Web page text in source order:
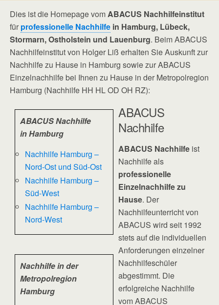
Dies ist die Homepage vomABACUS Nachhilfeinstitut
für professionelle Nachhilfe in Hamburg, Lübeck,
Stormarn, Ostholstein und Lauenburg. Beim ABACUS
Nachhilfeinstitut von Holger Liß erhalten Sie Auskunft zur
Nachhilfe zu Hause in Hamburg sowie zur ABACUS
Einzelnachhilfe bei Ihnen zu Hause in der Metropolregion
Hamburg (Nachhilfe HH HL OD OH RZ):
ABACUS Nachhilfe
in Hamburg
Nachhilfe Hamburg –
Nord-Ost und Süd-Ost
Nachhilfe Hamburg –
Süd-West
Nachhilfe Hamburg –
Nord-West
Nachhilfe in der
Metropolregion
Hamburg
ABACUS
Nachhilfe
ABACUS Nachhilfe ist
Nachhilfe als
professionelle
Einzelnachhilfe zu
Hause. Der
Nachhilfeunterricht von
ABACUS wird seit 1992
stets auf die individuellen
Anforderungen einzelner
Nachhilfeschüler
abgestimmt. Die
erfolgreiche Nachhilfe
vom ABACUS